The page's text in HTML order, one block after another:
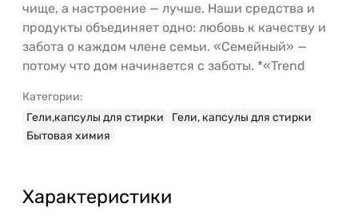
чище, а настроение — лучше. Наши средства и
продукты объединяет одно: любовь к качеству и
забота о каждом члене семьи. «Семейный» —
потому что дом начинается с заботы. *«Trend
Категории:
Гели,капсулы для стирки
Гели, капсулы для стирки
Бытовая химия
Характеристики